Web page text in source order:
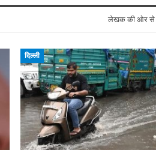
लेखक की ओर से
दिल्ली